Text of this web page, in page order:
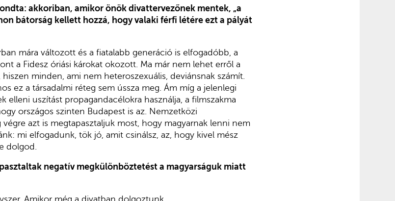
akkoriban, amikor önök divattervezőnek mentek, „a
bátorság kellett hozzá, hogy valaki férfi létére ezt a pályát
mára változott és a fiatalabb generáció is elfogadóbb, a
a Fidesz óriási károkat okozott. Ma már nem lehet erről a
minden, ami nem heteroszexuális, deviánsnak számít.
ez a társadalmi réteg sem ússza meg. Ám míg a jelenlegi
elleni uszítást propagandacélokra használja, a filmszakma
országos szinten Budapest is az. Nemzetközi
azt is megtapasztaljuk most, hogy magyarnak lenni nem
mi elfogadunk, tök jó, amit csinálsz, az, hogy kivel mész
dolgod.
negatív megkülönböztetést a magyarságuk miatt
Amikor még a divatban dolgoztunk,